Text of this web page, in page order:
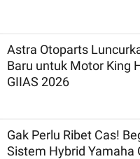
Astra Otoparts
Baru untuk Motor King
GIIAS 2026
Gak Perlu Ribet Cas!
Sistem Hybrid Yamaha